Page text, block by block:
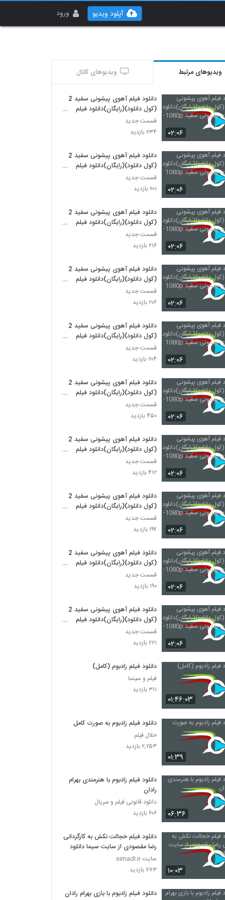
ورود آپلود ویدیو
ویدیوهای مرتبط ویدیوهای کانال
۰۲:۰۶
دانلود فیلم آهوی پیشونی سفید 2
(کول دانلود)(رایگان)دانلود فیلم
آهوی پیشونی سفید 1080p--
قسمت جدید
۲۳۴ بازدید
۰۲:۰۶
دانلود فیلم آهوی پیشونی سفید 2
(کول دانلود)(رایگان)دانلود فیلم
آهوی پیشونی سفید 1080p -
قسمت جدید
۲۰۱ بازدید
۰۲:۰۶
دانلود فیلم آهوی پیشونی سفید 2
(کول دانلود)(رایگان)دانلود فیلم
آهوی پیشونی سفید 1080p-
قسمت جدید
۲۱۶ بازدید
۰۲:۰۶
دانلود فیلم آهوی پیشونی سفید 2
(کول دانلود)(رایگان)دانلود فیلم
آهوی پیشونی سفید 1080p --
قسمت جدید
۲۰۶ بازدید
۰۲:۰۶
دانلود فیلم آهوی پیشونی سفید 2
(کول دانلود)(رایگان)دانلود فیلم
آهوی پیشونی سفید 1080p
قسمت جدید
۲۰۴ بازدید
۰۲:۰۶
دانلود فیلم آهوی پیشونی سفید 2
(کول دانلود)(رایگان)دانلود فیلم
آهوی پیشونی سفید 1080p- - --
قسمت جدید
۴۵۰ بازدید
۰۲:۰۶
دانلود فیلم آهوی پیشونی سفید 2
(کول دانلود)(رایگان)دانلود فیلم
آهوی پیشونی سفید 1080p-- -
قسمت جدید
۴۱۲ بازدید
۰۲:۰۶
دانلود فیلم آهوی پیشونی سفید 2
(کول دانلود)(رایگان)دانلود فیلم
آهوی پیشونی سفید 1080p- - --
قسمت جدید
۱۹۷ بازدید
۰۲:۰۶
دانلود فیلم آهوی پیشونی سفید 2
(کول دانلود)(رایگان)دانلود فیلم
آهوی پیشونی سفید 1080p- ---
قسمت جدید
۱۹۰ بازدید
۰۲:۰۶
دانلود فیلم آهوی پیشونی سفید 2
(کول دانلود)(رایگان)دانلود فیلم
آهوی پیشونی سفید 1080p-- - --
قسمت جدید
۲۲۱ بازدید
۰۱:۴۶:۰۳
دانلود فیلم زادبوم (کامل)
فیلم و سینما
۳۱۱ بازدید
۰۱:۳۹
دانلود فیلم زادبوم به صورت کامل
حلال فیلم
۲,۲۵۳ بازدید
۰۶:۳۶
دانلود فیلم زادبوم با هنرمندی بهرام
رادان
دانلود قانونی فیلم و سریال
۶۰۶ بازدید
۱۰:۰۳
دانلود فیلم خجالت نکش به کارگردانی
رضا مقصودی از سایت سیما دانلود
سایت simadl.ir
۷۷۳ بازدید
دانلود فیلم زادبوم با بازی بهرام رادان